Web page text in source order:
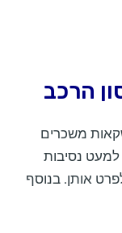
הרכב
משכרים
למעט נסיבות
אותן. בנוסף